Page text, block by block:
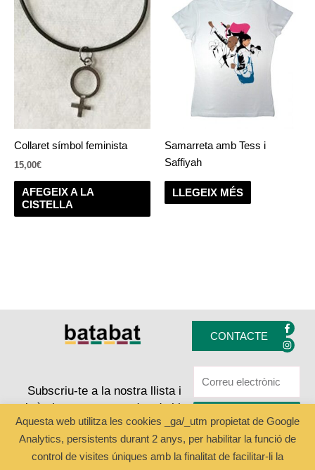
Collaret símbol feminista
15,00€
AFEGEIX A LA
CISTELLA
Samarreta amb Tess i
Saffiyah
LLEGEIX MÉS
CONTACTE
F
a
c
e
-
f
I
n
s
t
m
Subscriu-te a la nostra llista i
rebràs les noves entrades de blog
ENVIAR
Copyright © 2024 Batabat
Aquesta web utilitza les cookies _ga/_utm propietat de Google
Analytics, persistents durant 2 anys, per habilitar la funció de
control de visites úniques amb la finalitat de facilitar-li la